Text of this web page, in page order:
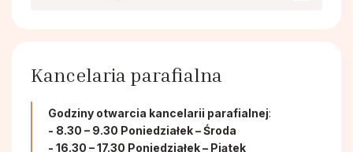
Kancelaria parafialna
Godziny otwarcia kancelarii parafialnej:
- 8.30 – 9.30 Poniedziałek – Środa
- 16.30 – 17.30 Poniedziałek – Piątek